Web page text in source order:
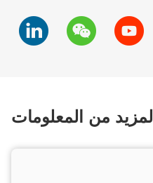
المزيد من المعلومات